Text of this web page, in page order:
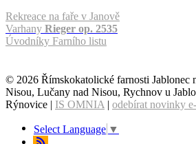
Rekreace na faře v Janově
Varhany Rieger op. 2535
Úvodníky Farního listu
© 2026 Římskokatolické farnosti Jablonec
Nisou, Lučany nad Nisou, Rychnov u
Rýnovice | IS OMNIA | odebírat novinky
Select Language ▼